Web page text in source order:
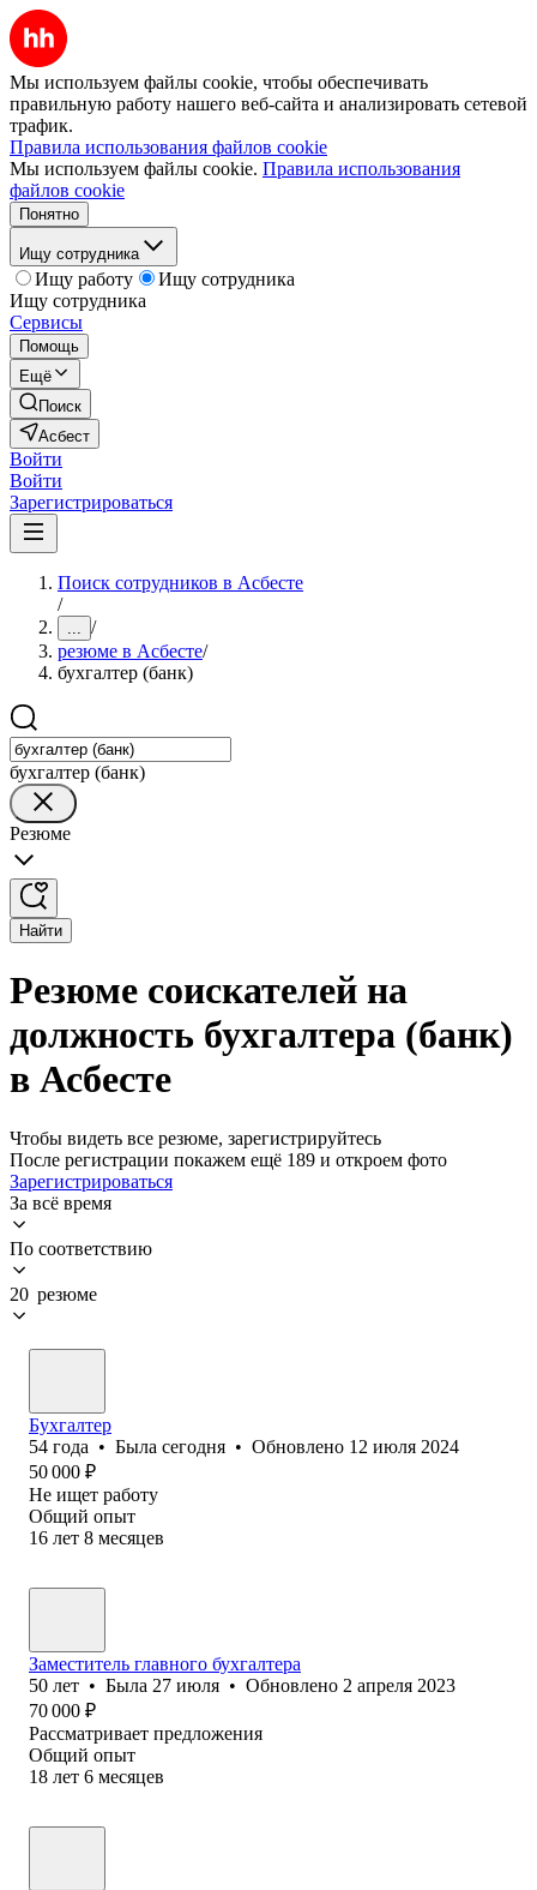
Мы используем файлы cookie, чтобы обеспечивать
правильную работу нашего веб-сайта и анализировать сетевой
трафик.
Правила использования файлов cookie
Мы используем файлы cookie. Правила использования
файлов cookie
Понятно
Ищу сотрудника
Ищу работу
Ищу сотрудника
Ищу сотрудника
Сервисы
Помощь
Ещё
Поиск
Асбест
Войти
Войти
Зарегистрироваться
Поиск сотрудников в Асбесте
/
... /
резюме в Асбесте/
бухгалтер (банк)
бухгалтер (банк)
Резюме
Найти
Резюме соискателей на
должность бухгалтера (банк)
в Асбесте
Чтобы видеть все резюме, зарегистрируйтесь
После регистрации покажем ещё 189 и откроем фото
Зарегистрироваться
За всё время
По соответствию
20 резюме
Бухгалтер
54 года • Была сегодня • Обновлено 12 июля 2024
50 000 ₽
Не ищет работу
Общий опыт
16 лет 8 месяцев
Заместитель главного бухгалтера
50 лет • Была 27 июля • Обновлено 2 апреля 2023
70 000 ₽
Рассматривает предложения
Общий опыт
18 лет 6 месяцев